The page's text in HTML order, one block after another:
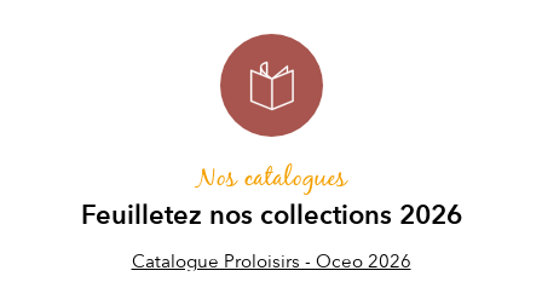
Nos catalogues
Feuilletez nos collections 2026
Catalogue Proloisirs - Oceo 2026